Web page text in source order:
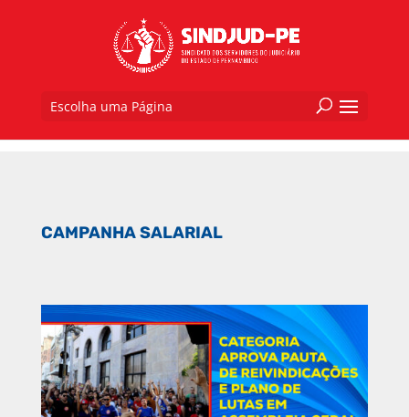
Escolha uma Página
CAMPANHA SALARIAL